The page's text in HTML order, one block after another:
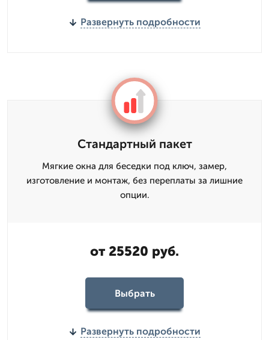
Развернуть подробности
Стандартный пакет
Мягкие окна для беседки под ключ, замер,
изготовление и монтаж, без переплаты за лишние
опции.
от 25520 руб.
Выбрать
Развернуть подробности